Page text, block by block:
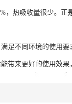
，热吸收量很少。
足不同环境的使用
带来更好的使用效果